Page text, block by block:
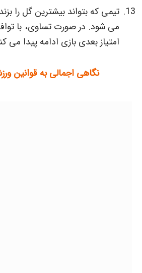
تیمی که بتواند بیشترین گل را
می شود. در صورت تساوی، با
امتیاز بعدی بازی ادامه پیدا می
نگاهی اجمالی به قوانین